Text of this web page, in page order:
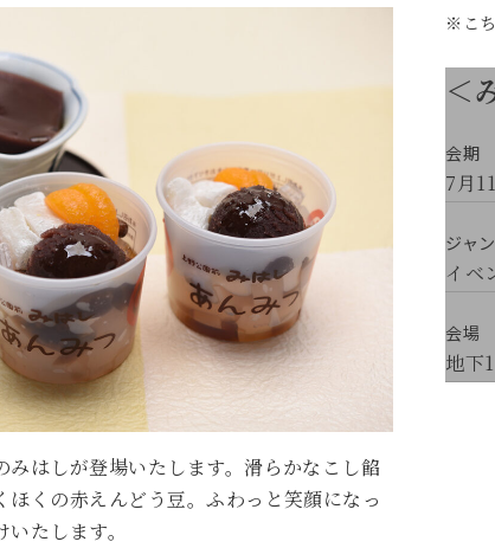
みはしが登場いたします。滑らかなこし餡
ほくの赤えんどう豆。ふわっと笑顔になっ
たします。
※こ
＜
会期
7月
ジャ
イベ
会場
地下